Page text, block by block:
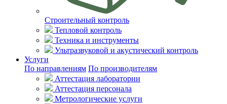
Строительный контроль
Тепловой контроль
Техника и инструменты
Ультразвуковой и акустический контроль
Услуги
По направлениям По производителям
Аттестация лаборатории
Аттестация персонала
Метрологические услуги